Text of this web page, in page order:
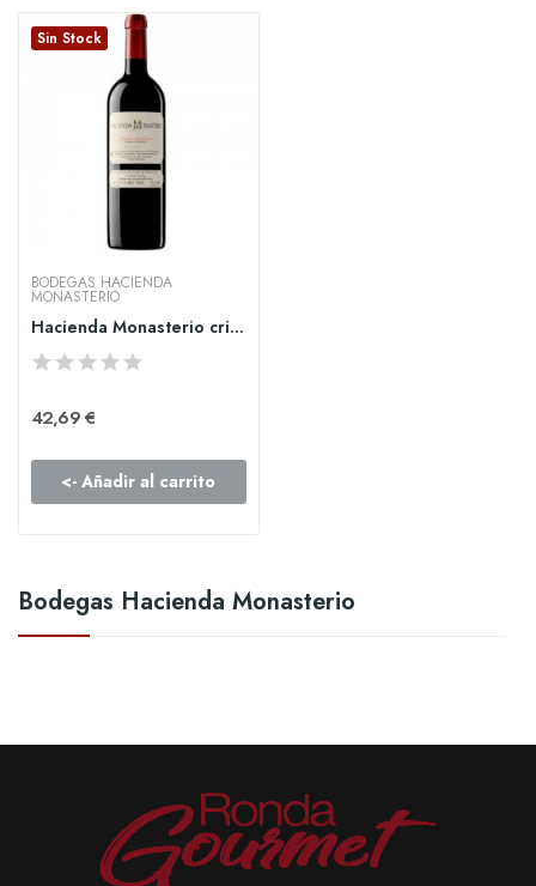
Bodegas Hacienda Monasterio
Sin Stock
BODEGAS HACIENDA
MONASTERIO
Hacienda Monasterio crianza
42,69 €
<- Añadir al carrito